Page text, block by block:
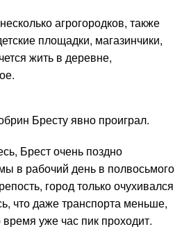
агрогородков, также
площадки, магазинчики,
жить в деревне,
Бресту явно проиграл.
Брест очень поздно
в рабочий день в полвосьмого
город только очухивался
что даже транспорта меньше,
уже час пик проходит.